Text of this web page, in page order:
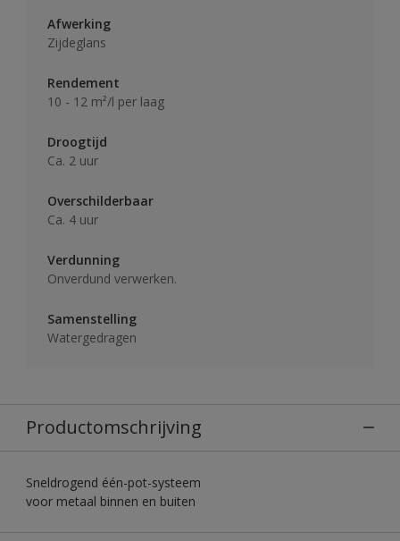
Afwerking
Zijdeglans
Rendement
10 - 12 m²/l per laag
Droogtijd
Ca. 2 uur
Overschilderbaar
Ca. 4 uur
Verdunning
Onverdund verwerken.
Samenstelling
Watergedragen
Productomschrijving
Sneldrogend één-pot-systeem
voor metaal binnen en buiten